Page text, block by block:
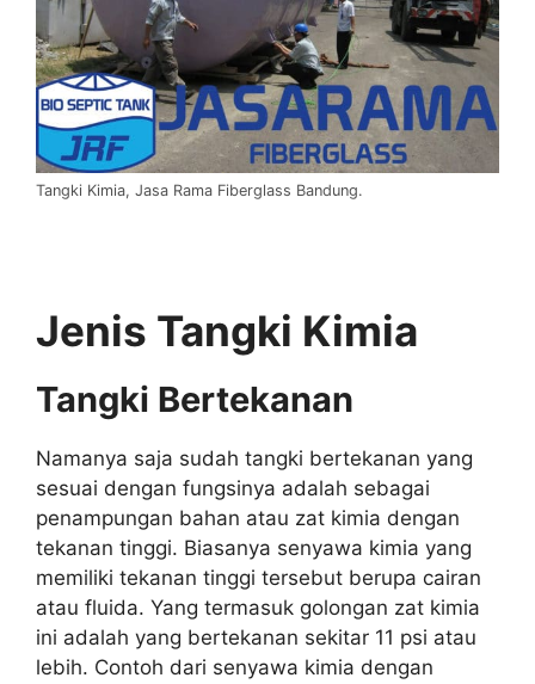
Tangki Kimia, Jasa Rama Fiberglass Bandung.
Jenis Tangki Kimia
Tangki Bertekanan
Namanya saja sudah tangki bertekanan yang
sesuai dengan fungsinya adalah sebagai
penampungan bahan atau zat kimia dengan
tekanan tinggi. Biasanya senyawa kimia yang
memiliki tekanan tinggi tersebut berupa cairan
atau fluida. Yang termasuk golongan zat kimia
ini adalah yang bertekanan sekitar 11 psi atau
lebih. Contoh dari senyawa kimia dengan